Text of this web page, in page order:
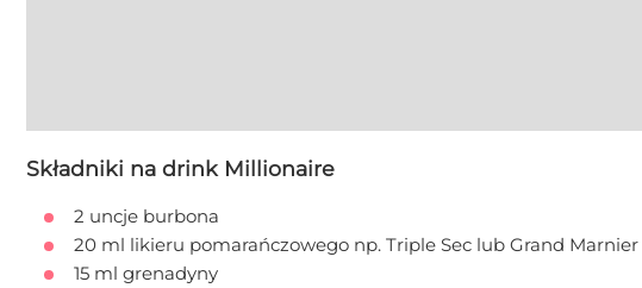
Składniki na drink Millionaire
2 uncje burbona
20 ml likieru pomarańczowego np. Triple Sec lub Grand Marnier
15 ml grenadyny